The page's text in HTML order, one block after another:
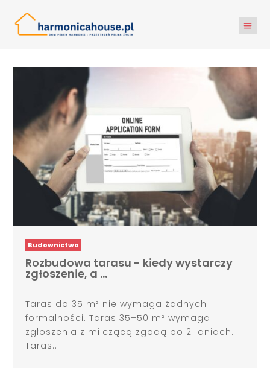
Budownictwo
Rozbudowa tarasu - kiedy wystarczy
zgłoszenie, a …
Taras do 35 m² nie wymaga żadnych
formalności. Taras 35–50 m² wymaga
zgłoszenia z milczącą zgodą po 21 dniach.
Taras...